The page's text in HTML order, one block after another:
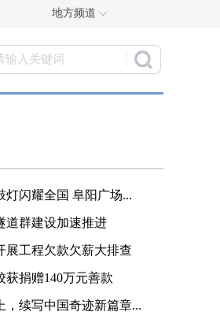
地方频道
灯闪耀全国 阜阳广场...
道群建设加速推进
展工程欠款欠薪大排查
获捐赠140万元善款
，续写中国奇迹新篇章...